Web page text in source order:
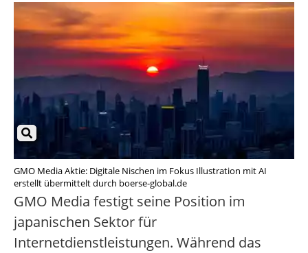
GMO Media Aktie: Digitale Nischen im Fokus Illustration mit AI
erstellt übermittelt durch boerse-global.de
GMO Media festigt seine Position im
japanischen Sektor für
Internetdienstleistungen. Während das